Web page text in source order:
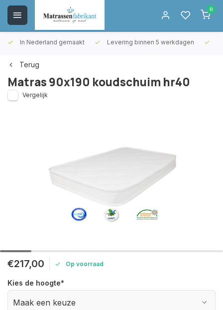
0
In Nederland gemaakt Levering binnen 5 werkdagen
Terug
Matras 90x190 koudschuim hr40
Vergelijk
€217,00 Op voorraad
Kies de hoogte*